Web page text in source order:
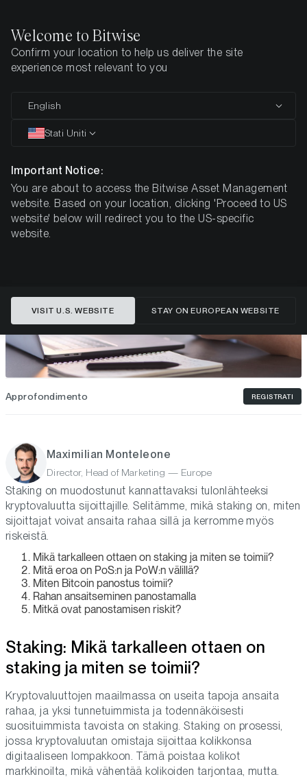
Pagina iniziale Imparare Ricerca
Questo articolo è disponibile solo in lingua inglese
ansaita sillä rahaa?
Approfondimento REGISTRATI
Maximilian Monteleone
Director, Head of Marketing — Europe
Staking on muodostunut kannattavaksi tulonlähteeksi
kryptovaluutta sijoittajille. Selitämme, mikä staking on, miten
sijoittajat voivat ansaita rahaa sillä ja kerromme myös
riskeistä.
Mikä tarkalleen ottaen on staking ja miten se toimii?
Mitä eroa on PoS:n ja PoW:n välillä?
Miten Bitcoin panostus toimii?
Rahan ansaitseminen panostamalla
Mitkä ovat panostamisen riskit?
Staking: Mikä tarkalleen ottaen on
staking ja miten se toimii?
Kryptovaluuttojen maailmassa on useita tapoja ansaita
rahaa, ja yksi tunnetuimmista ja todennäköisesti
suosituimmista tavoista on staking. Staking on prosessi,
jossa kryptovaluutan omistaja sijoittaa kolikkonsa
digitaaliseen lompakkoon. Tämä poistaa kolikot
markkinoilta, mikä vähentää kolikoiden tarjontaa, mutta.
Welcome to Bitwise
Confirm your location to help us deliver the site
experience most relevant to you
English
Stati Uniti
Important Notice:
You are about to access the Bitwise Asset Management
website. Based on your location, clicking 'Proceed to US
website' below will redirect you to the US-specific
website.
VISIT U.S. WEBSITE STAY ON EUROPEAN WEBSITE